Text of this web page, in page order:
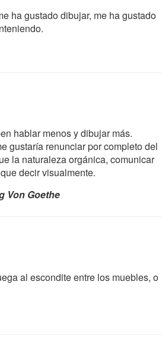
ha gustado dibujar, me ha gustado
hablar menos y dibujar más.
gustaría renunciar por completo del
la naturaleza orgánica, comunicar
decir visualmente.
Von Goethe
al escondite entre los muebles, o